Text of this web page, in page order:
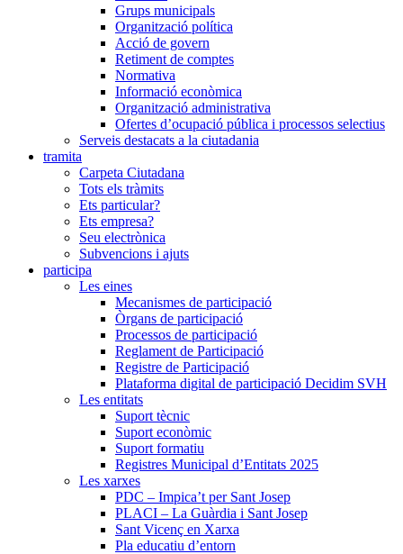
Grups municipals
Organització política
Acció de govern
Retiment de comptes
Normativa
Informació econòmica
Organització administrativa
Ofertes d’ocupació pública i processos selectius
Serveis destacats a la ciutadania
tramita
Carpeta Ciutadana
Tots els tràmits
Ets particular?
Ets empresa?
Seu electrònica
Subvencions i ajuts
participa
Les eines
Mecanismes de participació
Òrgans de participació
Processos de participació
Reglament de Participació
Registre de Participació
Plataforma digital de participació Decidim SVH
Les entitats
Suport tècnic
Suport econòmic
Suport formatiu
Registres Municipal d’Entitats 2025
Les xarxes
PDC – Impica’t per Sant Josep
PLACI – La Guàrdia i Sant Josep
Sant Vicenç en Xarxa
Pla educatiu d’entorn